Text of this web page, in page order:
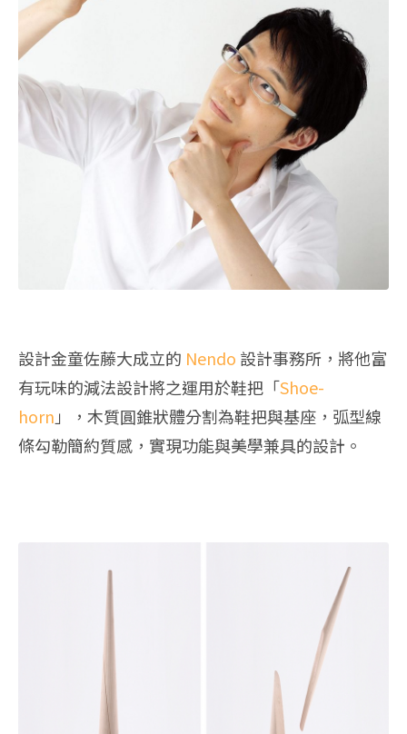
設計金童佐藤大成立的 Nendo 設計事務所，將他富
有玩味的減法設計將之運用於鞋把「Shoe-
horn 」，木質圓錐狀體分割為鞋把與基座，弧型線
條勾勒簡約質感，實現功能與美學兼具的設計。